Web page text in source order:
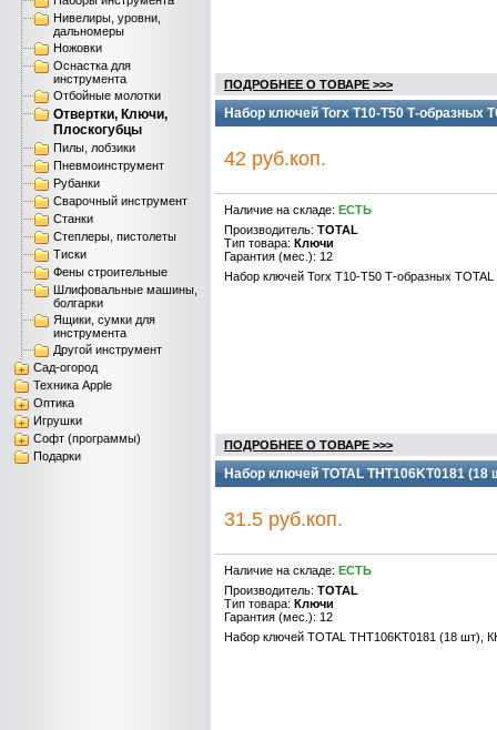
Нивелиры, уровни,
дальномеры
Ножовки
Оснастка для
инструмента
Отбойные молотки
Отвертки, Ключи,
Плоскогубцы
Пилы, лобзики
Пневмоинструмент
Рубанки
Сварочный инструмент
Станки
Степлеры, пистолеты
Тиски
Фены строительные
Шлифовальные машины,
болгарки
Ящики, сумки для
инструмента
Другой инструмент
Сад-огород
Техника Apple
Оптика
Игрушки
Софт (программы)
Подарки
ПОДРОБНЕЕ О ТОВАРЕ >>>
Набор ключей Torx T10-T50 Т-образных
42 руб.коп.
Наличие на складе: ЕСТЬ
Производитель: TOTAL
Тип товара: Ключи
Гарантия (мес.): 12
Набор ключей Torx T10-T50 Т-образных
ПОДРОБНЕЕ О ТОВАРЕ >>>
Набор ключей TOTAL THT106KT0181 (18
31.5 руб.коп.
Наличие на складе: ЕСТЬ
Производитель: TOTAL
Тип товара: Ключи
Гарантия (мес.): 12
Набор ключей TOTAL THT106KT0181 (18 шт),